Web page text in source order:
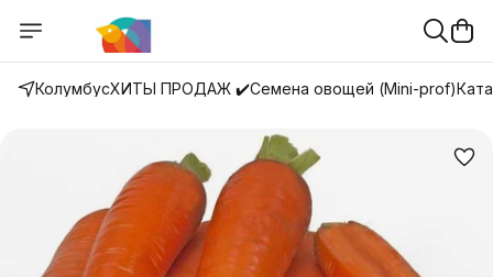
КолумбусХИТЫ ПРОДАЖ ✔️Семена овощей (Mini-prof)